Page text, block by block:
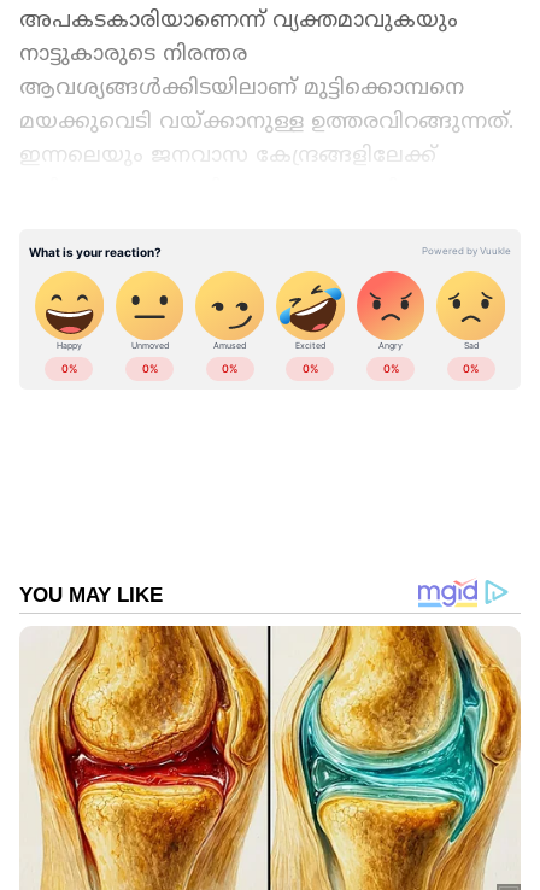
അപകടകാരിയാണെന്ന് വ്യക്തമാവുകയും
നാട്ടുകാരുടെ നിരന്തര
ആവശ്യങ്ങൾക്കിടയിലാണ് മുട്ടിക്കൊമ്പനെ
മയക്കുവെടി വയ്ക്കാനുള്ള ഉത്തരവിറങ്ങുന്നത്.
ഇന്നലെയും ജനവാസ കേന്ദ്രങ്ങളിലേക്ക്
നിഷ്പ്രയാസം മറികടക്കാനുള്ള ബുദ്ധി ഈ
കാട്ടുകൊമ്പനുണ്ട്. ഇന്നലെ താത്തൂര്‍
സെക്ഷനിലുള്‍പ്പെട്ട വടക്കനാട് കല്ലൂര്‍ക്കുന്നില്‍
ഷോക്കുള്ള തൂക്കുവേലി കടക്കാന്‍ അതിലേക്ക്
കാട്ടാന ആക്രമിച്ചു കൊലപ്പെടുത്തിയത്.
Add Asianetnews as a Preferred
Source
വനാതിര്‍ത്തിയില്‍ സ്ഥാപിച്ച തൂക്കുവേലി
മറികടക്കുന്നത് കൊമ്പന്റെ സ്ഥിരം
ഏര്‍പ്പാടാണെന്ന് കര്‍ഷകര്‍ പറയുന്നു.
വേലിയില്‍ വൈദ്യുതി പ്രവാഹമുണ്ടോ എന്ന്
നോക്കുകയായിരിക്കും ആദ്യം ചെയ്യുക.